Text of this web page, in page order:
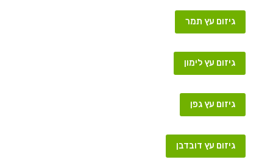
גיזום עץ תמר
גיזום עץ לימון
גיזום עץ גפן
גיזום עץ דובדבן